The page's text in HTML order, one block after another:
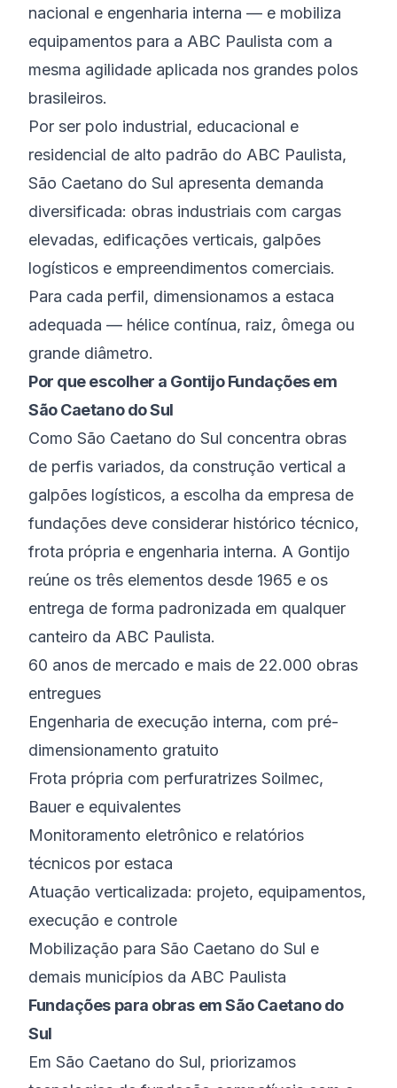
nacional e engenharia interna — e mobiliza
equipamentos para a ABC Paulista com a
mesma agilidade aplicada nos grandes polos
brasileiros.
Por ser polo industrial, educacional e
residencial de alto padrão do ABC Paulista,
São Caetano do Sul apresenta demanda
diversificada: obras industriais com cargas
elevadas, edificações verticais, galpões
logísticos e empreendimentos comerciais.
Para cada perfil, dimensionamos a estaca
adequada — hélice contínua, raiz, ômega ou
grande diâmetro.
Por que escolher a Gontijo Fundações em
São Caetano do Sul
Como São Caetano do Sul concentra obras
de perfis variados, da construção vertical a
galpões logísticos, a escolha da empresa de
fundações deve considerar histórico técnico,
frota própria e engenharia interna. A Gontijo
reúne os três elementos desde 1965 e os
entrega de forma padronizada em qualquer
canteiro da ABC Paulista.
60 anos de mercado e mais de 22.000 obras
entregues
Engenharia de execução interna, com pré-
dimensionamento gratuito
Frota própria com perfuratrizes Soilmec,
Bauer e equivalentes
Monitoramento eletrônico e relatórios
técnicos por estaca
Atuação verticalizada: projeto, equipamentos,
execução e controle
Mobilização para São Caetano do Sul e
demais municípios da ABC Paulista
Fundações para obras em São Caetano do
Sul
Em São Caetano do Sul, priorizamos